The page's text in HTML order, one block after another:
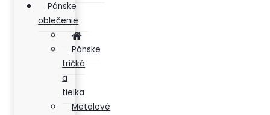
Pánske
oblečenie
Pánske
tričká
a
tielka
Metalové